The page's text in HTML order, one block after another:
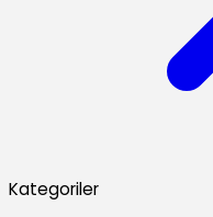
Kategoriler